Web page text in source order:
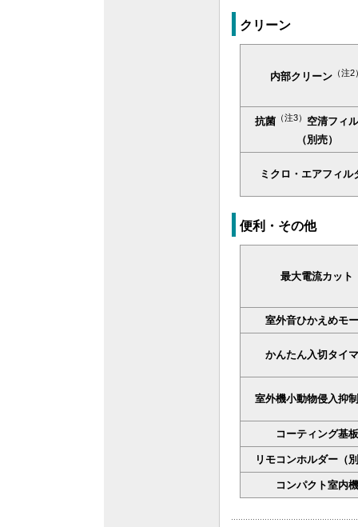
クリーン
内部クリーン （注2
抗菌（注3）
空清フィ
（別売）
ミクロ・エアフィル
便利・その他
最大電流カット
室外音ひかえめモ
かんたん入切タイ
室外機小動物侵入抑
コーティング基板
リモコンホルダー（
コンパクト室内機